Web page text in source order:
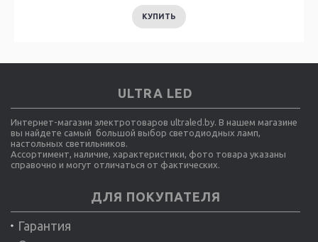
КУПИТЬ
ULTRA LED
Интернет-магазин электротоваров ultraled.by. В нашем магазине
вы найдете самый большой выбор светодиодных ламп,
настольных светильников.
Ассортимент, наличие, характеристики, фото товара указаны
справочно и могут отличаться от фактических.
ДЛЯ ПОКУПАТЕЛЯ
Гарантия